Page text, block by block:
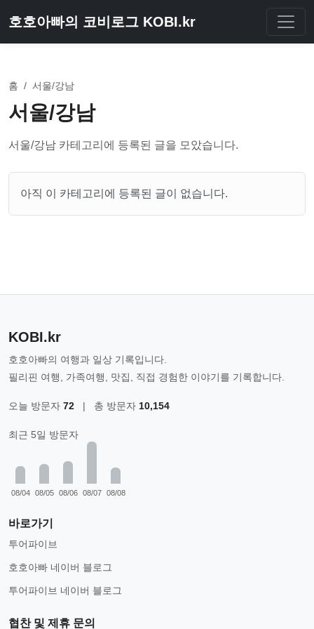
호호아빠의 코비로그 KOBI.kr
홈 / 서울/강남
서울/강남
서울/강남 카테고리에 등록된 글을 모았습니다.
아직 이 카테고리에 등록된 글이 없습니다.
KOBI.kr
호호아빠의 여행과 일상 기록입니다.
필리핀 여행, 가족여행, 맛집, 직접 경험한 이야기를 기록합니다.
오늘 방문자 72 | 총 방문자 10,154
최근 5일 방문자
08/04 08/05 08/06 08/07 08/08
바로가기
투어파이브
호호아빠 네이버 블로그
투어파이브 네이버 블로그
협찬 및 제휴 문의